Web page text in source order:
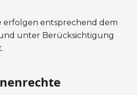
erfolgen entsprechend dem
unter Berücksichtigung